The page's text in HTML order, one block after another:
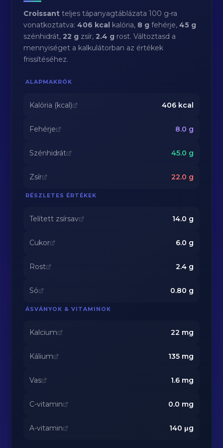
Croissant teljes tápanyagtáblázata 100 g-ra
vonatkoztatva:406 kcal kalória, 8 g fehérje,45 g
szénhidrát,22 g zsír,2.4 g rost. Változtasd a
mennyiséget a kalkulátorban az értékek
frissítéséhez.
ALAPMAKRÓK
Kalória (kcal) 406kcal
Fehérje 8.0 g
Szénhidrát 45.0 g
Zsír 22.0 g
RÉSZLETES ÉRTÉKEK
Telített zsírsav 14.0 g
Cukor 6.0 g
Rost 2.4g
Só 0.80 g
ÁSVÁNYOK & VITAMINOK
Kalcium 22 mg
Kálium 135mg
Vas 1.6mg
C-vitamin 0.0 mg
A-vitamin 140 μg